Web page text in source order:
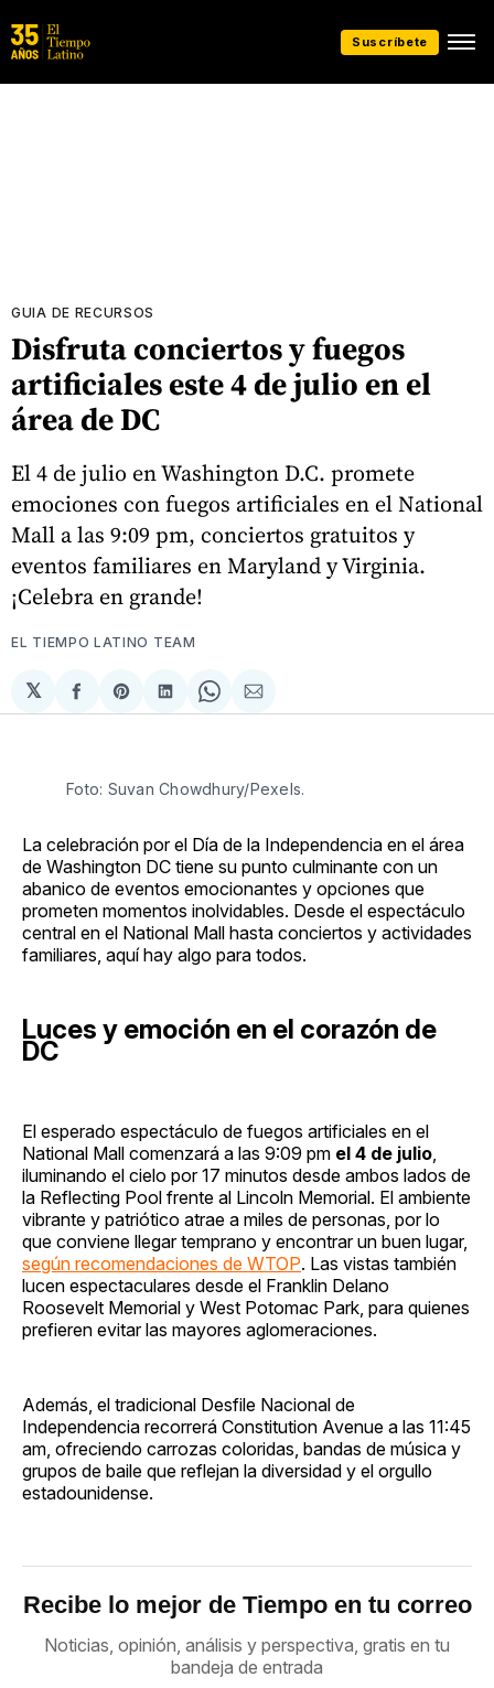
Suscríbete
GUIA DE RECURSOS
Disfruta conciertos y fuegos
artificiales este 4 de julio en el
área de DC
El 4 de julio en Washington D.C. promete
emociones con fuegos artificiales en el National
Mall a las 9:09 pm, conciertos gratuitos y
eventos familiares en Maryland y Virginia.
¡Celebra en grande!
EL TIEMPO LATINO TEAM
𝕏
Compartir
en
Share
on
Compartir
en
Share
on
Compartir
via
Foto: Suvan Chowdhury/Pexels.
La celebración por el Día de la Independencia en el área
de Washington DC tiene su punto culminante con un
abanico de eventos emocionantes y opciones que
prometen momentos inolvidables. Desde el espectáculo
central en el National Mall hasta conciertos y actividades
familiares, aquí hay algo para todos.
Luces y emoción en el corazón de
DC
El esperado espectáculo de fuegos artificiales en el
National Mall comenzará a las 9:09 pm el 4 de julio
iluminando el cielo por 17 minutos desde ambos lados de
la Reflecting Pool frente al Lincoln Memorial. El ambiente
vibrante y patriótico atrae a miles de personas, por lo
que conviene llegar temprano y encontrar un buen lugar,
según recomendaciones de WTOP. Las vistas también
lucen espectaculares desde el Franklin Delano
Roosevelt Memorial y West Potomac Park, para quienes
prefieren evitar las mayores aglomeraciones.
Además, el tradicional Desfile Nacional de
Independencia recorrerá Constitution Avenue a las 11:45
am, ofreciendo carrozas coloridas, bandas de música y
grupos de baile que reflejan la diversidad y el orgullo
estadounidense.
Recibe lo mejor de Tiempo en tu correo
Noticias, opinión, análisis y perspectiva, gratis en tu
bandeja de entrada